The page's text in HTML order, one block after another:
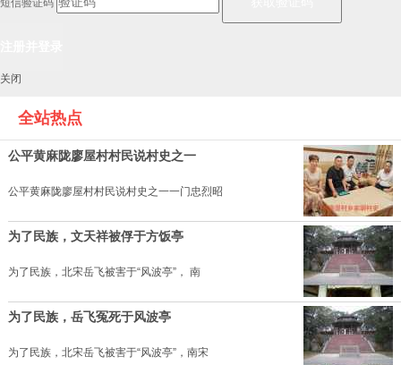
短信验证码
关闭
全站热点
公平黄麻陇廖屋村村民说村史之一
公平黄麻陇廖屋村村民说村史之一一门忠烈昭
为了民族，文天祥被俘于方饭亭
为了民族，北宋岳飞被害于“风波亭”， 南
为了民族，岳飞冤死于风波亭
为了民族，北宋岳飞被害于“风波亭”，南宋